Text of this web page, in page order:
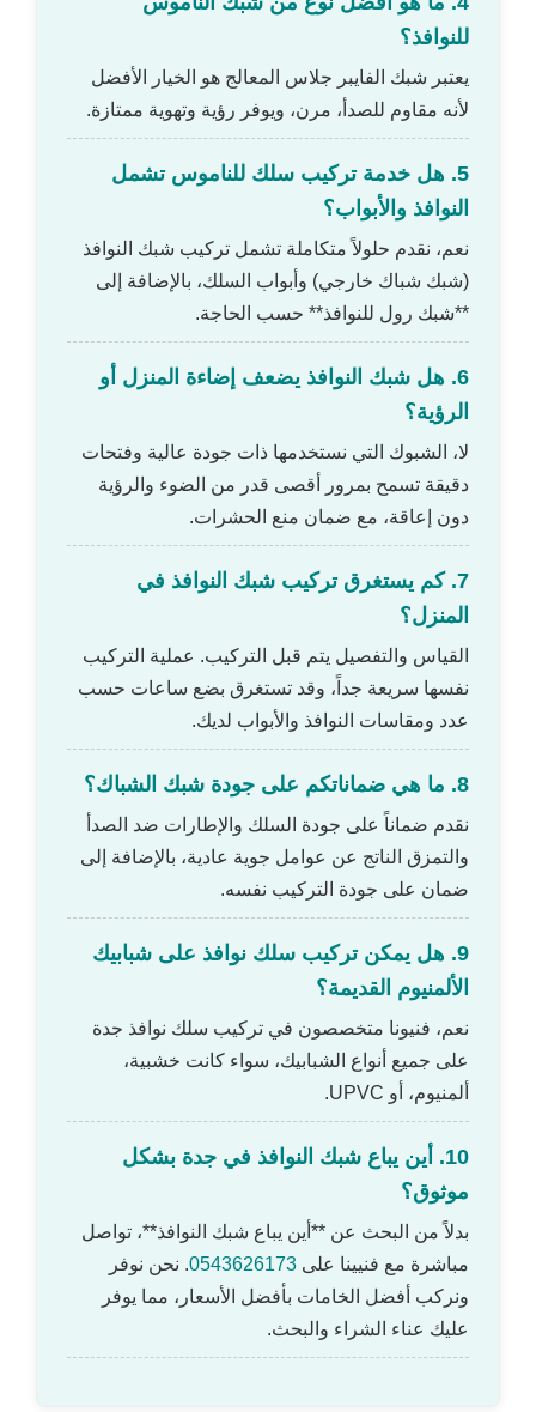
للنوافذ؟
يعتبر شبك الفايبر جلاس المعالج هو الخيار الأفضل
لأنه مقاوم للصدأ، مرن، ويوفر رؤية وتهوية ممتازة.
5. هل خدمة تركيب سلك للناموس تشمل
النوافذ والأبواب؟
نعم، نقدم حلولاً متكاملة تشمل تركيب شبك النوافذ
(شبك شباك خارجي) وأبواب السلك، بالإضافة إلى
**شبك رول للنوافذ** حسب الحاجة.
6. هل شبك النوافذ يضعف إضاءة المنزل أو
الرؤية؟
لا، الشبوك التي نستخدمها ذات جودة عالية وفتحات
دقيقة تسمح بمرور أقصى قدر من الضوء والرؤية
دون إعاقة، مع ضمان منع الحشرات.
7. كم يستغرق تركيب شبك النوافذ في
المنزل؟
القياس والتفصيل يتم قبل التركيب. عملية التركيب
نفسها سريعة جداً، وقد تستغرق بضع ساعات حسب
عدد ومقاسات النوافذ والأبواب لديك.
8. ما هي ضماناتكم على جودة شبك الشباك؟
نقدم ضماناً على جودة السلك والإطارات ضد الصدأ
والتمزق الناتج عن عوامل جوية عادية، بالإضافة إلى
ضمان على جودة التركيب نفسه.
9. هل يمكن تركيب سلك نوافذ على شبابيك
الألمنيوم القديمة؟
نعم، فنيونا متخصصون في تركيب سلك نوافذ جدة
على جميع أنواع الشبابيك، سواء كانت خشبية،
ألمنيوم، أو UPVC.
10. أين يباع شبك النوافذ في جدة بشكل
موثوق؟
بدلاً من البحث عن **أين يباع شبك النوافذ**، تواصل
مباشرة مع فنيينا على0543626173. نحن نوفر
ونركب أفضل الخامات بأفضل الأسعار، مما يوفر
عليك عناء الشراء والبحث.